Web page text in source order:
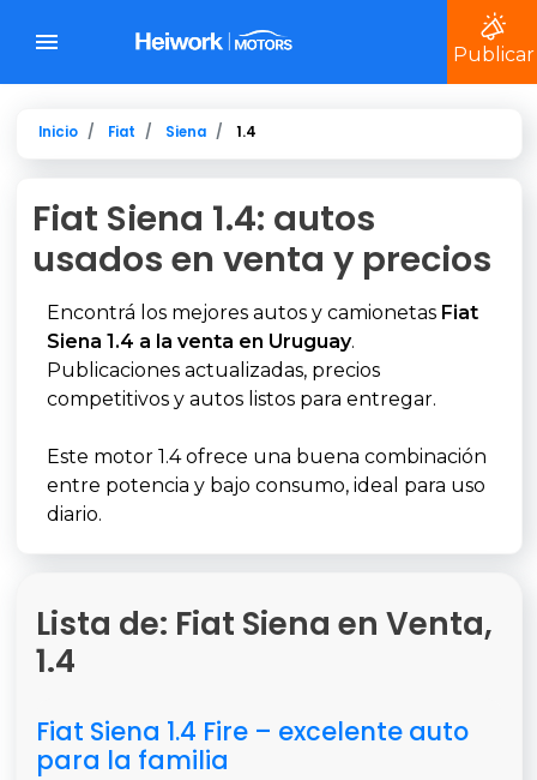
Publicar
Inicio Fiat Siena 1.4
Fiat Siena 1.4: autos
usados en venta y precios
Encontrá los mejores autos y camionetas Fiat
Siena 1.4 a la venta en Uruguay.
Publicaciones actualizadas, precios
competitivos y autos listos para entregar.
Este motor 1.4 ofrece una buena combinación
entre potencia y bajo consumo, ideal para uso
diario.
Lista de: Fiat Siena en Venta,
1.4
Fiat Siena 1.4 Fire – excelente auto
para la familia